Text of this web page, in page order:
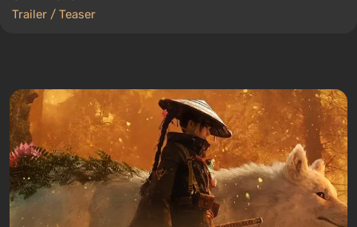
Trailer / Teaser